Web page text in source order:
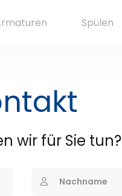
Spülen
wir für Sie tun?
Nachname